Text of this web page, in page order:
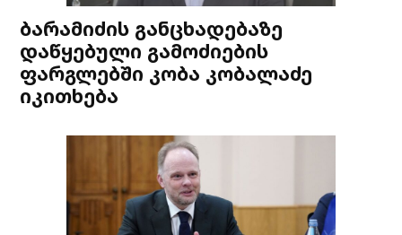
ბარამიძის განცხადებაზე
დაწყებული გამოძიების
ფარგლებში კობა კობალაძე
იკითხება